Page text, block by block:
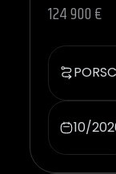
124 900 €
10/